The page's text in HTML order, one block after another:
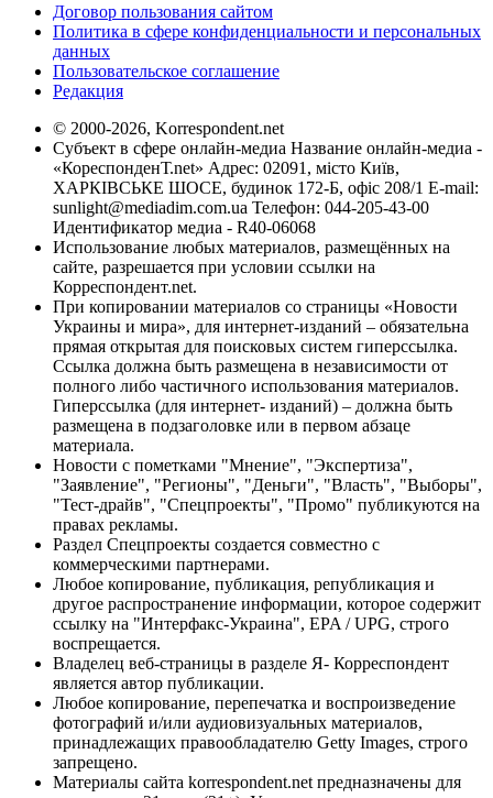
Договор пользования сайтом
Политика в сфере конфиденциальности и персональных
данных
Пользовательское соглашение
Редакция
© 2000-2026, Korrespondent.net
Субъект в сфере онлайн-медиа Название онлайн-медиа -
«КореспонденТ.net» Адрес: 02091, місто Київ,
ХАРКІВСЬКЕ ШОСЕ, будинок 172-Б, офіс 208/1 E-mail:
sunlight@mediadim.com.ua Телефон: 044-205-43-00
Идентификатор медиа - R40-06068
Использование любых материалов, размещённых на
сайте, разрешается при условии ссылки на
Корреспондент.net.
При копировании материалов со страницы «Новости
Украины и мира», для интернет-изданий – обязательна
прямая открытая для поисковых систем гиперссылка.
Ссылка должна быть размещена в независимости от
полного либо частичного использования материалов.
Гиперссылка (для интернет- изданий) – должна быть
размещена в подзаголовке или в первом абзаце
материала.
Новости с пометками "Мнение", "Экспертиза",
"Заявление", "Регионы", "Деньги", "Власть", "Выборы",
"Тест-драйв", "Спецпроекты", "Промо" публикуются на
правах рекламы.
Раздел Спецпроекты создается совместно с
коммерческими партнерами.
Любое копирование, публикация, републикация и
другое распространение информации, которое содержит
ссылку на "Интерфакс-Украина", EPA / UPG, строго
воспрещается.
Владелец веб-страницы в разделе Я- Корреспондент
является автор публикации.
Любое копирование, перепечатка и воспроизведение
фотографий и/или аудиовизуальных материалов,
принадлежащих правообладателю Getty Images, строго
запрещено.
Материалы сайта korrespondent.net предназначены для